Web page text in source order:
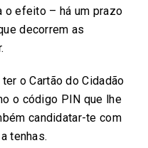
o efeito – há um prazo
decorrem as
o Cartão do Cidadão
o código PIN que lhe
candidatar-te com
tenhas.